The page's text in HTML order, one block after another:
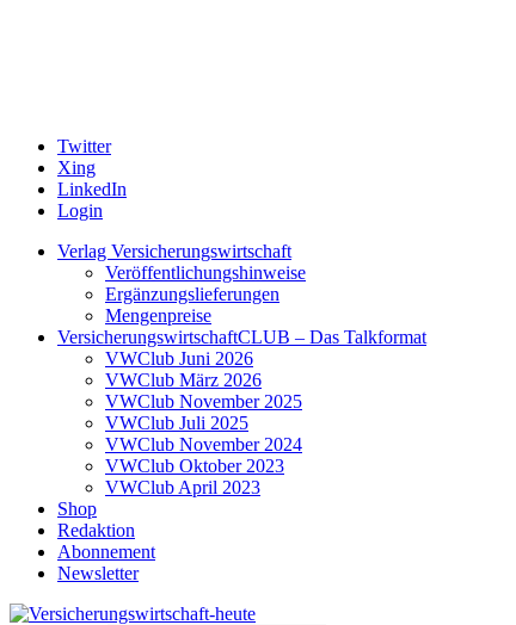
Twitter
Xing
LinkedIn
Login
Verlag Versicherungswirtschaft
Veröffentlichungshinweise
Ergänzungslieferungen
Mengenpreise
VersicherungswirtschaftCLUB – Das Talkformat
VWClub Juni 2026
VWClub März 2026
VWClub November 2025
VWClub Juli 2025
VWClub November 2024
VWClub Oktober 2023
VWClub April 2023
Shop
Redaktion
Abonnement
Newsletter